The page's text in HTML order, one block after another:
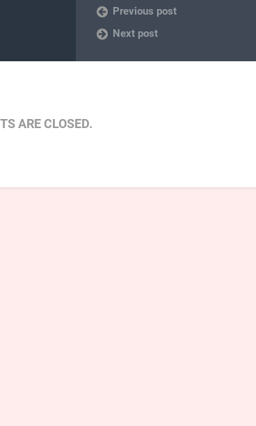
Previous post
Next post
ARE CLOSED.